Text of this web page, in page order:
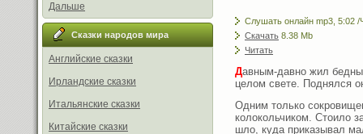
Дальше
Сказки народов мира
Английские сказки
Ирландские сказки
Итальянские сказки
Китайские сказки
Слушать онлайн mp3, 5:02 /
Скачать 8.38 Mb
Читать
Давным-давно жил
целом свете. Поднялся
Одним только
колокольчиком. Стоило
шло, куда приказывал